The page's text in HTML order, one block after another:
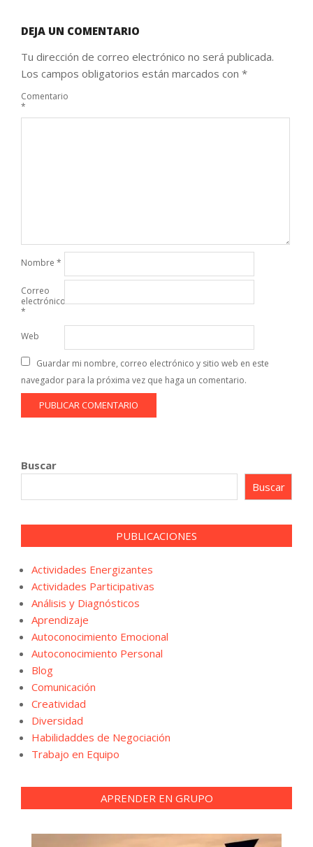
DEJA UN COMENTARIO
Tu dirección de correo electrónico no será publicada.
Los campos obligatorios están marcados con *
Comentario
*
Nombre *
Correo
electrónico
*
Web
Guardar mi nombre, correo electrónico y sitio web en este
navegador para la próxima vez que haga un comentario.
Buscar
Buscar
PUBLICACIONES
Actividades Energizantes
Actividades Participativas
Análisis y Diagnósticos
Aprendizaje
Autoconocimiento Emocional
Autoconocimiento Personal
Blog
Comunicación
Creatividad
Diversidad
Habilidaddes de Negociación
Trabajo en Equipo
APRENDER EN GRUPO